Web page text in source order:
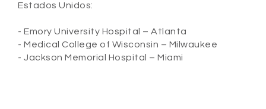
Estados Unidos:
- Emory University Hospital – Atlanta
- Medical College of Wisconsin – Milwaukee
- Jackson Memorial Hospital – Miami